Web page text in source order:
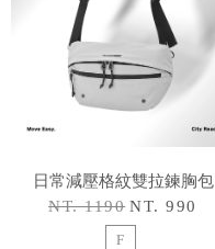
日常減壓格紋雙拉鍊胸包
NT. 1190 NT. 990
F